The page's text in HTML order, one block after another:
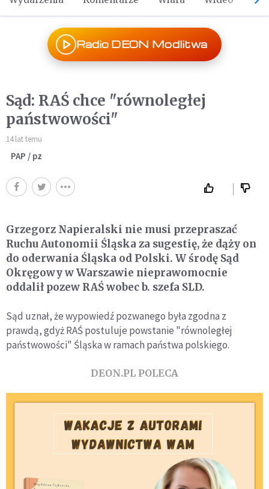
Radio DEON Modlitwa
Sąd: RAŚ chce "równoległej
państwowości"
14 lat temu
PAP / pz
Grzegorz Napieralski nie musi przepraszać
Ruchu Autonomii Śląska za sugestię, że dąży on
do oderwania Śląska od Polski. W środę Sąd
Okręgowy w Warszawie nieprawomocnie
oddalił pozew RAŚ wobec b. szefa SLD.
Sąd uznał, że wypowiedź pozwanego była zgodna z
prawdą, gdyż RAŚ postuluje powstanie "równoległej
państwowości" Śląska w ramach państwa polskiego.
DEON.PL POLECA